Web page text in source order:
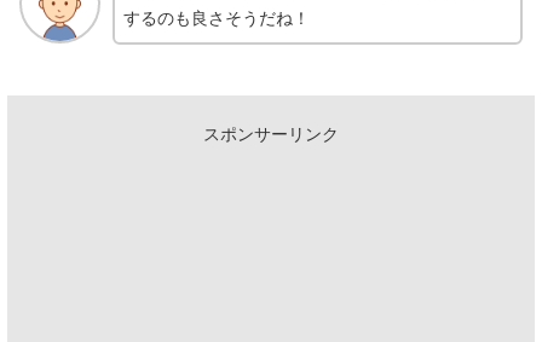
するのも良さそうだね！
スポンサーリンク